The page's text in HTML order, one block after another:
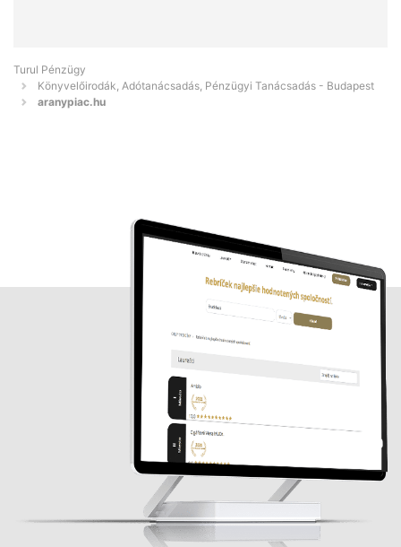
Turul Pénzügy
Könyvelőirodák, Adótanácsadás, Pénzügyi Tanácsadás - Budapest
aranypiac.hu